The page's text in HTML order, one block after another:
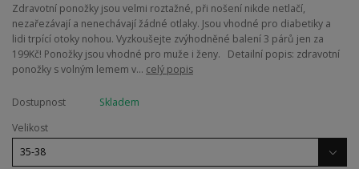
Zdravotní ponožky jsou velmi roztažné, při nošení nikde netlačí,
nezařezávají a nenechávají žádné otlaky. Jsou vhodné pro diabetiky a
lidi trpící otoky nohou. Vyzkoušejte zvýhodněné balení 3 párů jen za
199Kč! Ponožky jsou vhodné pro muže i ženy. Detailní popis: zdravotní
ponožky s volným lemem v... celý popis
Dostupnost
Skladem
Velikost